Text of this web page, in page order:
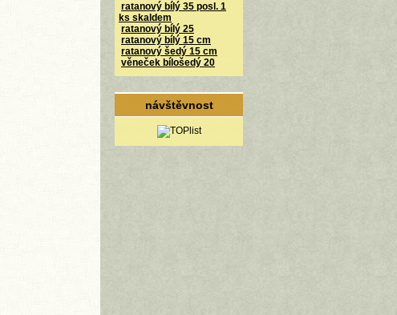
ratanový bílý 35 posl. 1
ks skaldem
ratanový bílý 25
ratanový bílý 15 cm
ratanový šedý 15 cm
věneček bílošedý 20
návštěvnost